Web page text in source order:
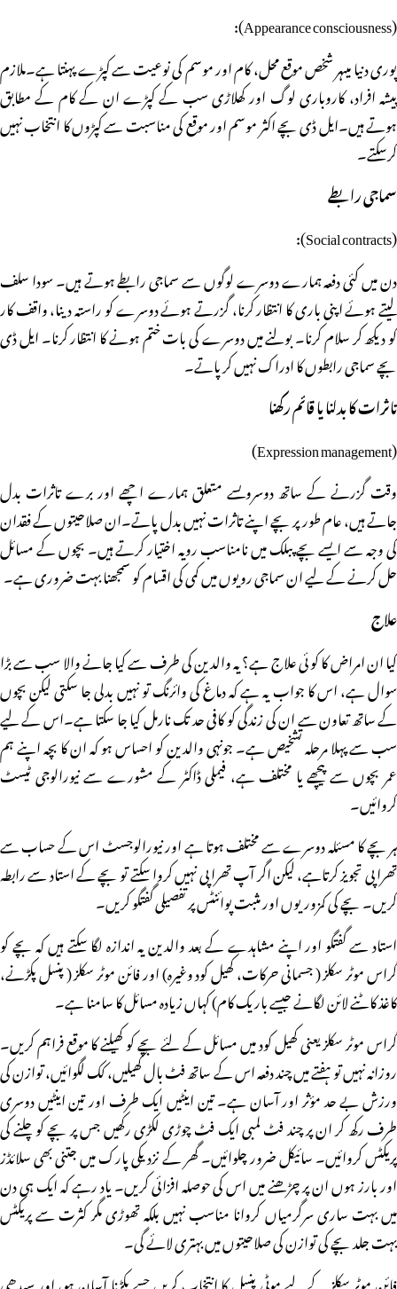
(Appearance consciousness):
پوری دنیا میںہر شخص موقع محل، کام اور موسم کی نوعیت سے کپڑے پہنتا ہے۔ملازم
پیشہ افراد، کاروباری لوگ اور کھلاڑی سب کے کپڑے ان کے کام کے مطابق
ہوتے ہیں۔ایل ڈی بچے اکثر موسم اور موقع کی مناسبت سے کپڑوں کا انتخاب نہیں
کرسکتے۔
سماجی رابطے
(Social contracts):
دن میں کئی دفعہ ہمارے دوسرے لوگوں سے سماجی رابطے ہوتے ہیں۔ سودا سلف
لیتے ہوئے اپنی باری کا انتظار کرنا، گزرتے ہوئے دوسرے کو راستہ دینا، واقف کار
کو دیکھ کر سلام کرنا۔ بولنے میں دوسرے کی بات ختم ہونے کا انتظار کرنا۔ ایل ڈی
بچے سماجی رابطوں کا ادراک نہیں کر پاتے۔
تاثرات کا بدلنا یا قائم رکھنا
(Expression management)
وقت گزرنے کے ساتھ دوسروںسے متعلق ہمارے اچھے اور برے تاثرات بدل
جاتے ہیں، عام طور پر بچے اپنے تاثرات نہیں بدل پاتے۔ان صلاحیتوں کے فقدان
کی وجہ سے ایسے بچے پبلک میں نامناسب رویہ اختیار کرتے ہیں۔ بچوں کے مسائل
حل کرنے کے لیے ان سماجی رویوں میں کمی کی اقسام کو سمجھنا بہت ضروری ہے۔
علاج
کیا ان امراض کا کو ئی علاج ہے؟ یہ والدین کی طرف سے کیا جانے والا سب سے بڑا
سوال ہے، اس کا جواب یہ ہے کہ دماغ کی وائرنگ تو نہیں بدلی جا سکتی لیکن بچوں
کے ساتھ تعاون سے ان کی زندگی کو کافی حد تک نارمل کیا جا سکتا ہے۔اس کے لیے
سب سے پہلا مرحلہ تشخیص ہے۔ جونہی والدین کو احساس ہو کہ ان کا بچہ اپنے ہم
عمر بچوں سے پیچھے یا مختلف ہے، فیملی ڈاکٹر کے مشورے سے نیورالوجی ٹیسٹ
کروائیں۔
ہر بچے کا مسئلہ دوسرے سے مختلف ہوتا ہے اور نیورالوجسٹ اس کے حساب سے
تھرا پی تجویز کرتاہے، لیکن اگر آپ تھرا پی نہیں کروا سکتے تو بچے کے استاد سے رابطہ
کریں۔ بچے کی کمزوریوں اور مثبت پوائنٹس پر تفصیلی گفتگو کریں۔
استاد سے گفتگو اور اپنے مشاہدے کے بعد والدین یہ اندازہ لگا سکتے ہیں کہ بچے کو
گراس موٹر سکلز ( جسمانی حرکات، کھیل کود وغیرہ) اور فائن موٹر سکلز ( پنسل پکڑنے،
کاغذ کاٹنے لائن لگانے جیسے باریک کام) کہاں زیادہ مسائل کا سامنا ہے۔
گراس موٹر سکلز یعنی کھیل کود میں مسائل کے لئے بچے کو کھیلنے کا موقع فراہم کریں۔
روزانہ نہیں تو ہفتے میں چند دفعہ اس کے ساتھ فٹ بال کھیلیں، کک لگوائیں، توازن کی
ورزش بے حد مؤثر اور آسان ہے۔ تین اینٹیں ایک طرف اور تین اینٹیں دوسری
طرف رکھ کر ان پر چند فٹ لمبی ایک فٹ چوڑی لکڑی رکھیں جس پر بچے کو چلنے کی
پریکٹس کروائیں۔ سائیکل ضرور چلوائیں۔ گھر کے نزد یکی پارک میں جتنی بھی سلائڈز
اور بارز ہوں ان پر چڑھنے میں اس کی حوصلہ افزائی کریں۔ یاد رہے کہ ایک ہی دن
میں بہت ساری سرگرمیاں کروانا مناسب نہیں بلکہ تھوڑی مگر کثرت سے پریکٹس
بہت جلد بچے کی توازن کی صلاحیتوں میں بہتری لائے گی۔